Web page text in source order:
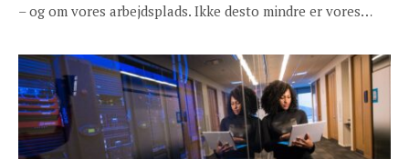
– og om vores arbejdsplads. Ikke desto mindre er vores…